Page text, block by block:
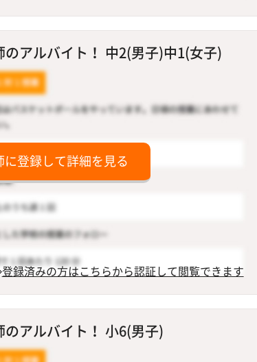
アルバイト！ 中2(男子)中1(女子)
に登録して詳細を見る
登録済みの方はこちらから認証して閲覧できます
アルバイト！ 小6(男子)